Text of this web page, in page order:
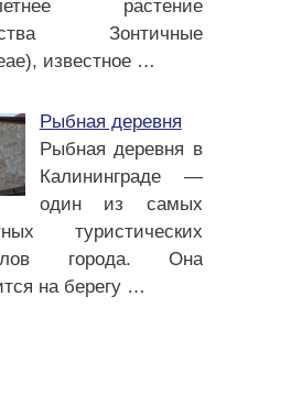
растение
Зонтичные
известное …
Рыбная деревня
Рыбная деревня в
Калининграде —
один из самых
туристических
города. Она
на берегу …